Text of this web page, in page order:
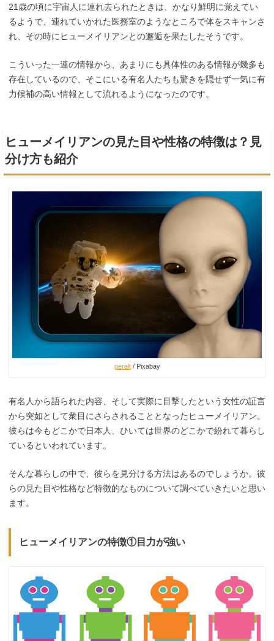
21歳の頃に宇宙人に連れ去られたときは、かなり鮮明に覚えてい
るようで、連れていかれた医務室のようなところで体をスキャンさ
れ、その時にヒューメイリアンとの邂逅を果たしたそうです。
こういった一連の情報から、あまりにも具体性のある情報が幾多も
存在しているので、そこにいる有名人たちも驚きを隠せず一気に有
力候補の高い情報として流れるようになったのです。
ヒューメイリアンの見た目や性格の特徴は？見
分け方も紹介
geralt/ Pixabay
有名人から語られた内容、そして実際に目撃したという女性の証言
から突如として衆目にさらされることとなったヒューメイリアン。
彼らは今もどこかで日本人、ひいては世界のどこかで紛れて暮らし
ているといわれています。
そんな暮らしの中で、彼らを見分ける方法はあるのでしょうか。彼
らの見た目や性格など特徴的なものについて調べていきたいと思い
ます。
ヒューメイリアンの特徴①目力が強い